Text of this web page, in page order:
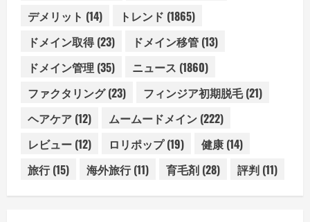
デメリット (14) トレンド (1865)
ドメイン取得(23) ドメイン移管 (13)
ドメイン管理 (35) ニュース (1860)
ファクタリング(23) フィンジア初期脱毛(21)
ヘアケア (12) ムームードメイン (222)
レビュー (12) ロリポップ(19) 健康 (14)
旅行(15) 海外旅行(11) 育毛剤 (28) 評判 (11)